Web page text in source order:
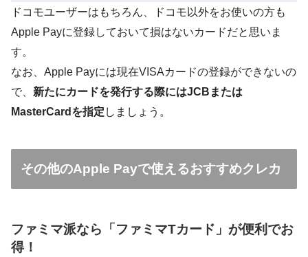
ドコモユーザーはもちろん、ドコモ以外をお使いの方も
Apple Payに登録しておいて損はないカードだと思いま
す。
なお、Apple Payには現在VISAカードの登録ができないの
で、 新たにカードを発行する際にはJCBまたは
MasterCardを指定 しましょう。
その他のApple Payで使えるおすすめクレカ
ファミマ派なら「ファミマTカード」が便利でお
得！